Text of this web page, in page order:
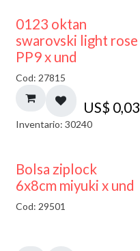
0123 oktan
swarovski light rose
PP9 x und
Cod: 27815
US$ 0,03
Inventario: 30240
¡NUEVO!
Bolsa ziplock
6x8cm miyuki x und
Cod: 29501